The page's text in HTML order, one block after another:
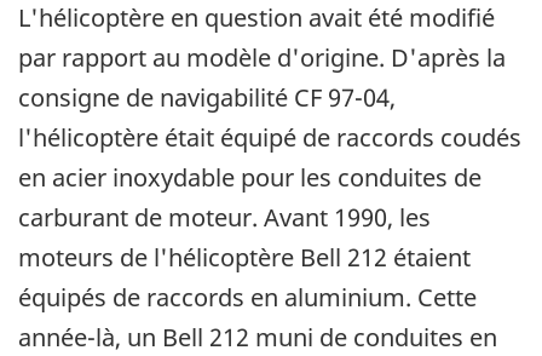
L'hélicoptère en question avait été modifié
par rapport au modèle d'origine. D'après la
consigne de navigabilité CF 97-04,
l'hélicoptère était équipé de raccords coudés
en acier inoxydable pour les conduites de
carburant de moteur. Avant 1990, les
moteurs de l'hélicoptère Bell 212 étaient
équipés de raccords en aluminium. Cette
année-là, un Bell 212 muni de conduites en